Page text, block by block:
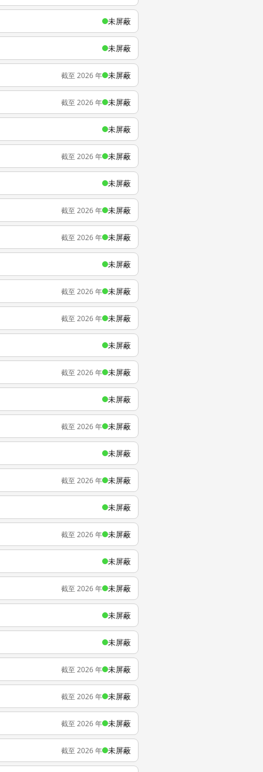
未屏蔽
未屏蔽
截至 2026 年 未屏蔽
截至 2026 年 未屏蔽
未屏蔽
截至 2026 年 未屏蔽
未屏蔽
截至 2026 年 未屏蔽
截至 2026 年 未屏蔽
未屏蔽
截至 2026 年 未屏蔽
截至 2026 年 未屏蔽
未屏蔽
截至 2026 年 未屏蔽
未屏蔽
截至 2026 年 未屏蔽
未屏蔽
截至 2026 年 未屏蔽
未屏蔽
截至 2026 年 未屏蔽
未屏蔽
截至 2026 年 未屏蔽
未屏蔽
未屏蔽
截至 2026 年 未屏蔽
截至 2026 年 未屏蔽
截至 2026 年 未屏蔽
截至 2026 年 未屏蔽